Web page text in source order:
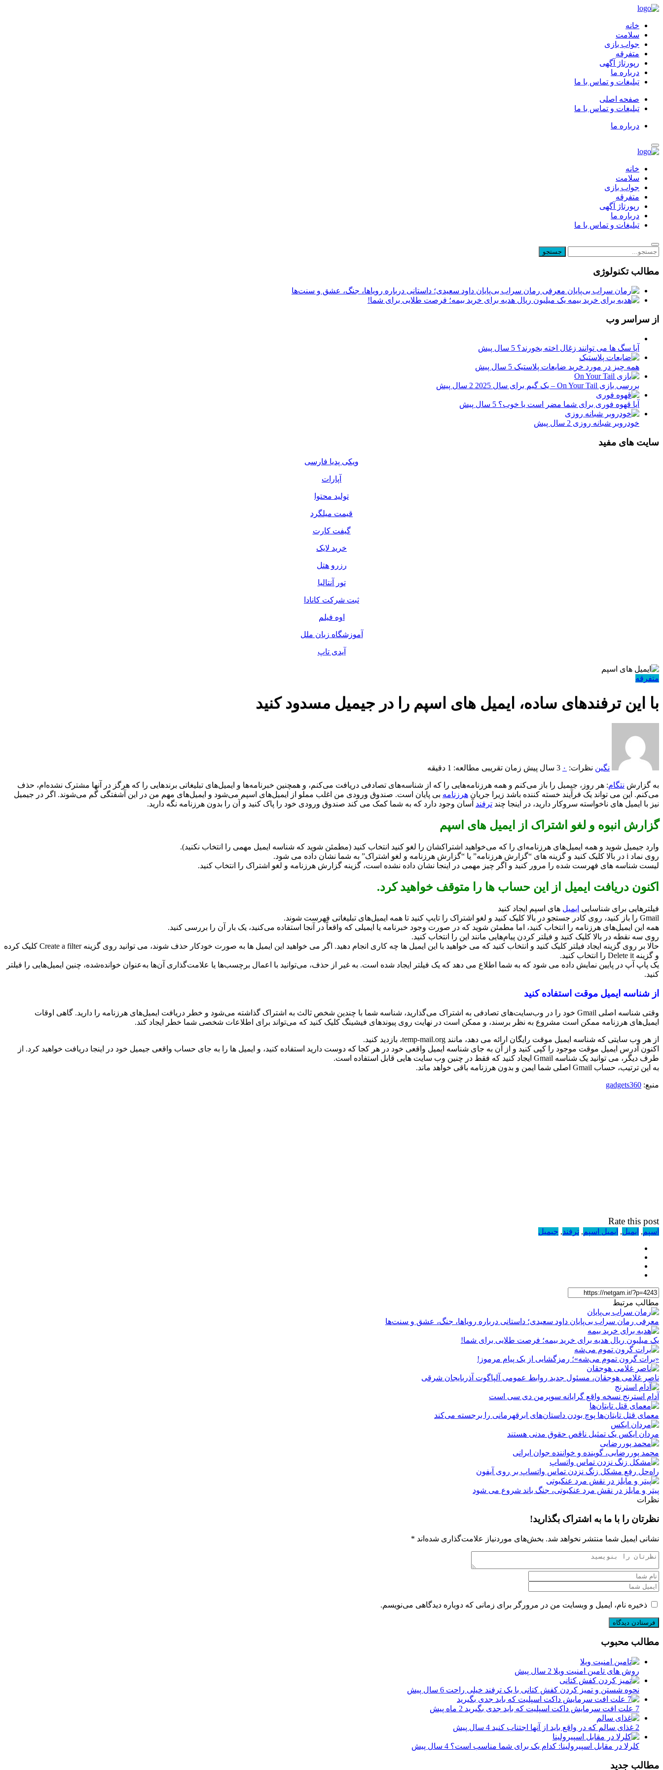
خانه
سلامت
جواب بازی
متفرقه
رپورتاژ آگهی
درباره ما
تبلیغات و تماس با ما
صفحه اصلی
تبلیغات و تماس با ما
درباره ما
خانه
سلامت
جواب بازی
متفرقه
رپورتاژ آگهی
درباره ما
تبلیغات و تماس با ما
مطالب تکنولوژی
معرفی رمان سراب بی‌پایان داود سعیدی؛ داستانی درباره رویاها، جنگ، عشق و سنت‌ها
یک میلیون ریال هدیه برای خرید بیمه؛ فرصت طلایی برای شما!
از سراسر وب
آیا سگ ها می توانند زغال اخته بخورند؟ 5 سال پیش
همه چیز در مورد خرید ضایعات پلاستیک 5 سال پیش
بررسی بازی On Your Tail – یک گیم برای سال 2025 2 سال پیش
آیا قهوه فوری برای شما مضر است یا خوب؟ 5 سال پیش
خودروبر شبانه روزی 2 سال پیش
سایت های مفید
ویکی پدیا فارسی
آپارات
تولید محتوا
قیمت میلگرد
گیفت کارت
خرید لایک
رزرو هتل
تور آنتالیا
ثبت شرکت کانادا
اوه فیلم
آموزشگاه زبان ملل
آیدی تاپ
متفرقه
با این ترفندهای ساده، ایمیل های اسپم را در جیمیل مسدود کنید
نگین نظرات: ۰ 3 سال پیش زمان تقریبی مطالعه: 1 دقیقه
به گزارش نتگام: هر روز، جیمیل را باز می‌کنم و همه هرزنامه‌هایی را که از شناسه‌های تصادفی دریافت می‌کنم، و همچنین خبرنامه‌ها و ایمیل‌های تبلیغاتی برندهایی را که هرگز در آنها مشترک نشده‌ام، حذف
می‌کنم. این می تواند یک فرآیند خسته کننده باشد زیرا جریان هرزنامه بی پایان است. صندوق ورودی من اغلب مملو از ایمیل‌های اسپم می‌شود و ایمیل‌های مهم من در این آشفتگی گم می‌شوند. اگر در جیمیل
نیز با ایمیل های ناخواسته سروکار دارید، در اینجا چند ترفند آسان وجود دارد که به شما کمک می کند صندوق ورودی خود را پاک کنید و آن را بدون هرزنامه نگه دارید.
گزارش انبوه و لغو اشتراک از ایمیل های اسپم
وارد جیمیل شوید و همه ایمیل‌های هرزنامه‌ای را که می‌خواهید اشتراکشان را لغو کنید انتخاب کنید (مطمئن شوید که شناسه ایمیل مهمی را انتخاب نکنید).
روی نماد i در بالا کلیک کنید و گزینه های “گزارش هرزنامه” یا “گزارش هرزنامه و لغو اشتراک” به شما نشان داده می شود.
لیست شناسه های فهرست شده را مرور کنید و اگر چیز مهمی در اینجا نشان داده نشده است، گزینه گزارش هرزنامه و لغو اشتراک را انتخاب کنید.
اکنون دریافت ایمیل از این حساب ها را متوقف خواهید کرد.
فیلترهایی برای شناسایی ایمیل های اسپم ایجاد کنید
Gmail را باز کنید، روی کادر جستجو در بالا کلیک کنید و لغو اشتراک را تایپ کنید تا همه ایمیل‌های تبلیغاتی فهرست شوند.
همه این ایمیل‌های هرزنامه را انتخاب کنید، اما مطمئن شوید که در صورت وجود خبرنامه یا ایمیلی که واقعاً در آنجا استفاده می‌کنید، یک بار آن را بررسی کنید.
روی سه نقطه در بالا کلیک کنید و فیلتر کردن پیام‌هایی مانند این را انتخاب کنید.
حالا بر روی گزینه ایجاد فیلتر کلیک کنید و انتخاب کنید که می خواهید با این ایمیل ها چه کاری انجام دهید. اگر می خواهید این ایمیل ها به صورت خودکار حذف شوند، می توانید روی گزینه Create a filter کلیک کرده
و گزینه Delete it را انتخاب کنید.
یک پاپ آپ در پایین نمایش داده می شود که به شما اطلاع می دهد که یک فیلتر ایجاد شده است. به غیر از حذف، می‌توانید با اعمال برچسب‌ها یا علامت‌گذاری آن‌ها به‌عنوان خوانده‌شده، چنین ایمیل‌هایی را فیلتر
کنید.
از شناسه ایمیل موقت استفاده کنید
وقتی شناسه اصلی Gmail خود را در وب‌سایت‌های تصادفی به اشتراک می‌گذارید، شناسه شما با چندین شخص ثالث به اشتراک گذاشته می‌شود و خطر دریافت ایمیل‌های هرزنامه را دارید. گاهی اوقات
ایمیل‌های هرزنامه ممکن است مشروع به نظر برسند، و ممکن است در نهایت روی پیوندهای فیشینگ کلیک کنید که می‌تواند برای اطلاعات شخصی شما خطر ایجاد کند.
از هر وب سایتی که شناسه ایمیل موقت رایگان ارائه می دهد، مانند temp-mail.org، بازدید کنید.
اکنون آدرس ایمیل موقت موجود را کپی کنید و از آن به جای شناسه ایمیل واقعی خود در هر کجا که دوست دارید استفاده کنید، و ایمیل ها را به جای حساب واقعی جیمیل خود در اینجا دریافت خواهید کرد. از
طرف دیگر، می توانید یک شناسه Gmail ایجاد کنید که فقط در چنین وب سایت هایی قابل استفاده است.
به این ترتیب، حساب Gmail اصلی شما ایمن و بدون هرزنامه باقی خواهد ماند.
منبع: gadgets360
Rate this post
اسپم, ایمیل, ایمیل اسپم, ترفند, جیمیل
مطالب مرتبط
معرفی رمان سراب بی‌پایان داود سعیدی؛ داستانی درباره رویاها، جنگ، عشق و سنت‌ها
یک میلیون ریال هدیه برای خرید بیمه؛ فرصت طلایی برای شما!
«برات گرون تموم می‌شه»؛ رمزگشایی از یک پیام مرموز!
ناصر غلامی هوجقان، مسئول جدید روابط عمومی آلپاگوت آذربایجان شرقی
آدام استرنج نسخه واقع گرایانه سوپرمن دی سی است
معمای قتل تایتان‌ها پوچ بودن داستان‌های ابرقهرمانی را برجسته می‌کند
مردان ایکس یک تمثیل ناقص حقوق مدنی هستند
محمد پوررضایی، گوینده و خواننده جوان ایرانی
راه‌حل رفع مشکل زنگ نزدن تماس واتساپ بر روی آیفون
پیتر و مایلز در نقش مرد عنکبوتی، جنگ باند شروع می شود
نظرات
نظرتان را با ما به اشتراک بگذارید!
نشانی ایمیل شما منتشر نخواهد شد. بخش‌های موردنیاز علامت‌گذاری شده‌اند *
ذخیره نام، ایمیل و وبسایت من در مرورگر برای زمانی که دوباره دیدگاهی می‌نویسم.
مطالب محبوب
روش های تامین امنیت ویلا 2 سال پیش
نحوه شستن و تمیز کردن کفش کتانی با یک ترفند خیلی راحت 6 سال پیش
7 علت افت سرمایش داکت اسپلیت که باید جدی بگیرید 2 ماه پیش
2 غذای سالم که در واقع باید از آنها اجتناب کنید 4 سال پیش
کلرلا در مقابل اسپیرولینا: کدام یک برای شما مناسب است؟ 4 سال پیش
مطالب جدید